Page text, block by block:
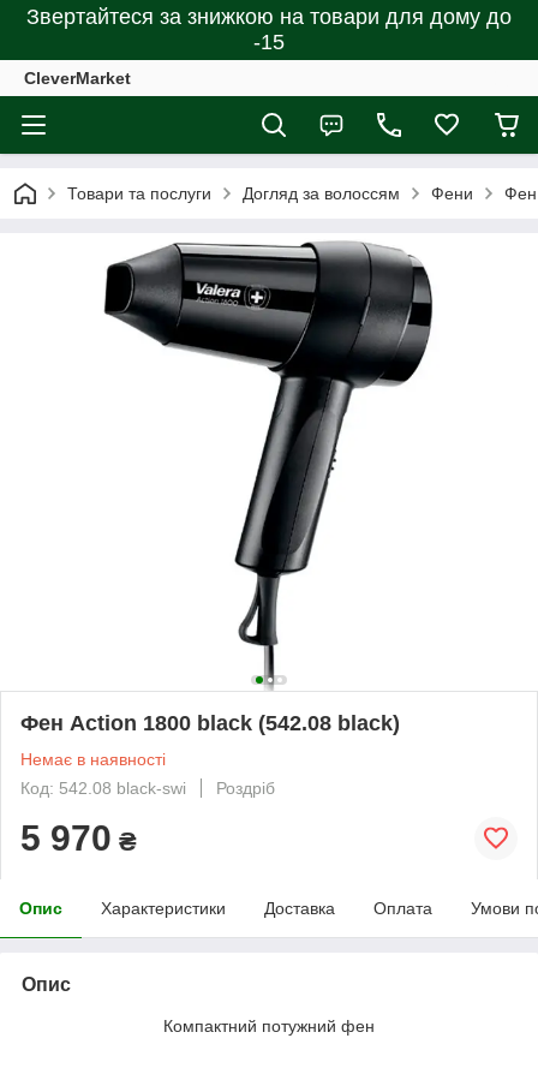
Звертайтеся за знижкою на товари для дому до
-15
CleverMarket
Товари та послуги Догляд за волоссям Фени Фен
Фен Action 1800 black (542.08 black)
Немає в наявності
Код: 542.08 black-swi
Роздріб
5 970 ₴
Опис Характеристики Доставка Оплата Умови
Опис
Компактний потужний фен